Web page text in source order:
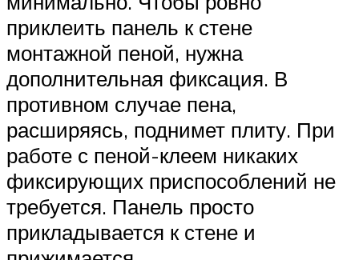
приклеить панель к стене
монтажной пеной, нужна
дополнительная фиксация. В
противном случае пена,
расширяясь, поднимет плиту. При
работе с пеной-клеем никаких
фиксирующих приспособлений не
требуется. Панель просто
прикладывается к стене и